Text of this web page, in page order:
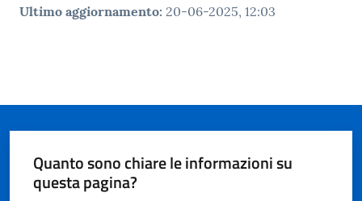
Ultimo aggiornamento: 20-06-2025, 12:03
Quanto sono chiare le informazioni su
questa pagina?